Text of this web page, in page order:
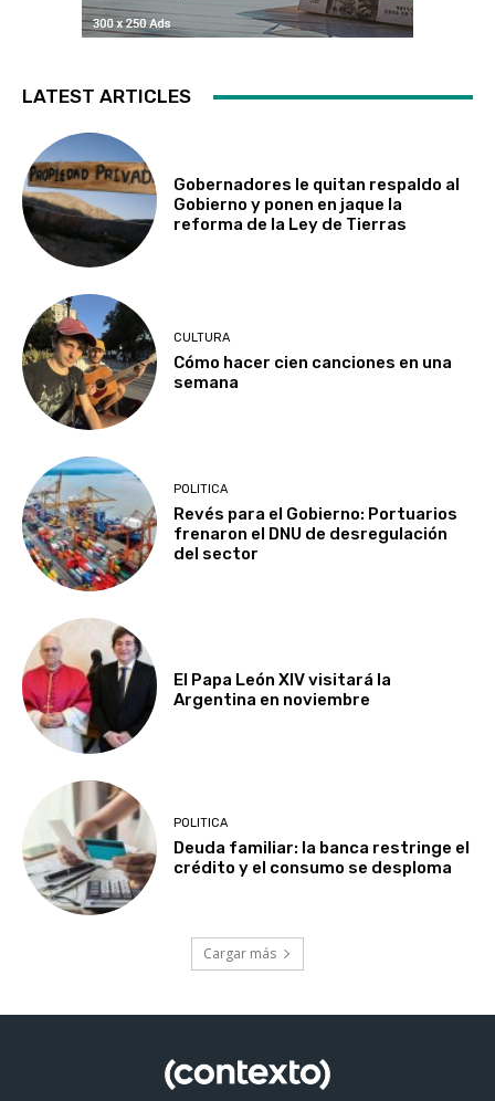
LATEST ARTICLES
Gobernadores le quitan respaldo al
Gobierno y ponen en jaque la
reforma de la Ley de Tierras
CULTURA
Cómo hacer cien canciones en una
semana
POLITICA
Revés para el Gobierno: Portuarios
frenaron el DNU de desregulación
del sector
El Papa León XIV visitará la
Argentina en noviembre
POLITICA
Deuda familiar: la banca restringe el
crédito y el consumo se desploma
Cargar más